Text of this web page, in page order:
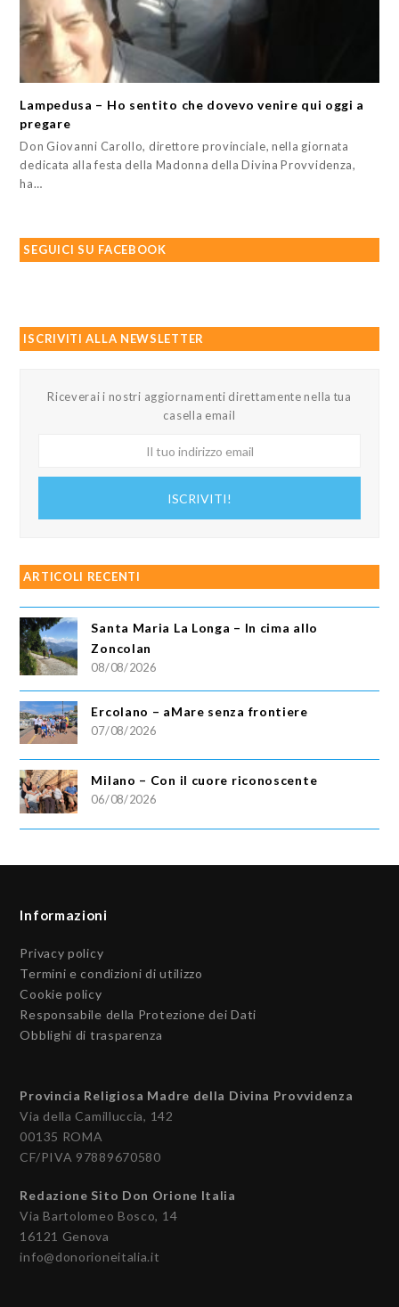
Lampedusa – Ho sentito che dovevo venire qui oggi a
pregare
Don Giovanni Carollo, direttore provinciale, nella giornata
dedicata alla festa della Madonna della Divina Provvidenza,
ha…
SEGUICI SU FACEBOOK
ISCRIVITI ALLA NEWSLETTER
Riceverai i nostri aggiornamenti direttamente nella tua
casella email
ISCRIVITI!
ARTICOLI RECENTI
Santa Maria La Longa – In cima allo
Zoncolan
08/08/2026
Ercolano – aMare senza frontiere
07/08/2026
Milano – Con il cuore riconoscente
06/08/2026
Informazioni
Privacy policy
Termini e condizioni di utilizzo
Cookie policy
Responsabile della Protezione dei Dati
Obblighi di trasparenza
Provincia Religiosa Madre della Divina Provvidenza
Via della Camilluccia, 142
00135 ROMA
CF/PIVA 97889670580
Redazione Sito Don Orione Italia
Via Bartolomeo Bosco, 14
16121 Genova
info@donorioneitalia.it